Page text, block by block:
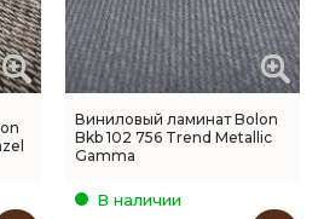
Виниловый ламинат Bolon
Bkb 102 756 Trend Metallic
Gamma
В наличии